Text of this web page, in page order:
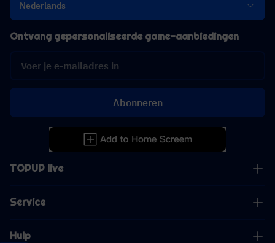
Nederlands
TOPUP live
Service
Hulp
Ontvang gepersonaliseerde game-aanbiedingen
Abonneren